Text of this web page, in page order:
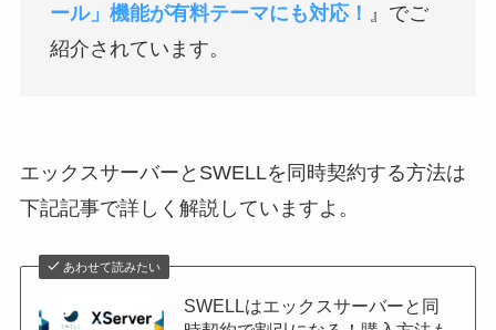
ール」機能が有料テーマにも対応！ 』でご
紹介されています。
エックスサーバーとSWELLを同時契約する方法は
下記記事で詳しく解説していますよ。
あわせて読みたい
SWELLはエックスサーバーと同